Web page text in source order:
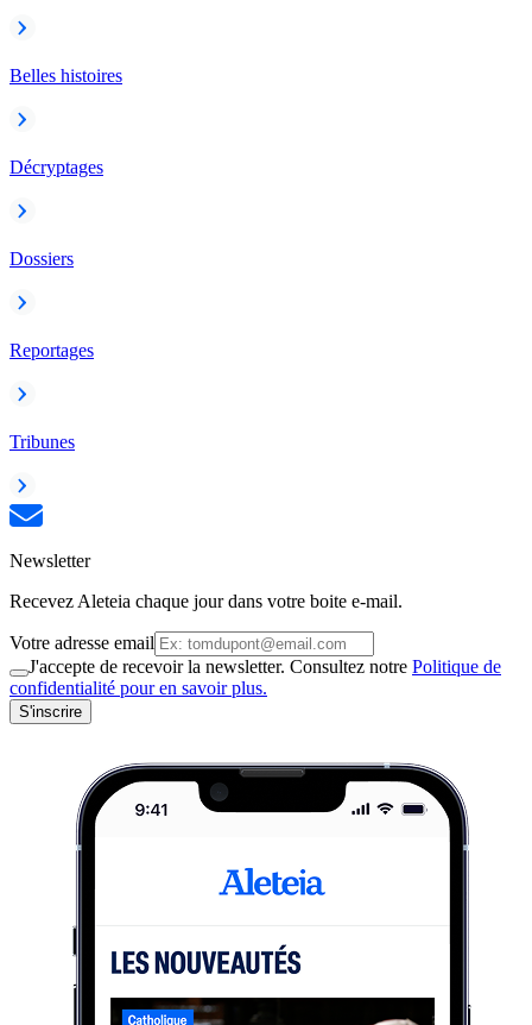
Belles histoires
Décryptages
Dossiers
Reportages
Tribunes
Newsletter
Recevez Aleteia chaque jour dans votre boite e-mail.
Votre adresse email
J'accepte de recevoir la newsletter. Consultez notre Politique de
confidentialité pour en savoir plus.
S'inscrire